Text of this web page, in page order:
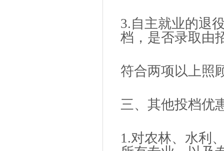
3.自主就业的退
档，是否录取由
符合两项以上照
三、其他投档优
1.对农林、水利